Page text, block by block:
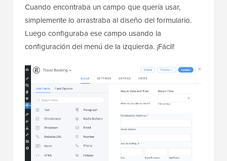
Cuando encontraba un campo que quería usar,
simplemente lo arrastraba al diseño del formulario.
Luego configuraba ese campo usando la
configuración del menú de la izquierda. ¡Fácil!